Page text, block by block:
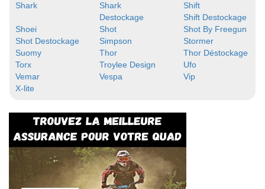
Shark
Shark
Destockage
Shift
Shift Destockage
Shoei
Shot
Shot By Freegun
Shot Destockage
Simpson
Stormer
Suomy
Thor
Thor Déstockage
Torx
Troylee Design
Ufo
Vemar
Vespa
Vip
X-lite